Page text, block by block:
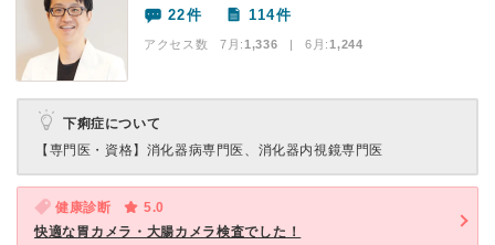
22件 114件
アクセス数 7月:1,336 | 6月:1,244
下痢症について
【専門医・資格】 消化器病専門医、消化器内視鏡専門医
健康診断
5.0
快適な胃カメラ・大腸カメラ検査でした！